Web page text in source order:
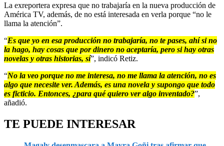
La exreportera expresa que no trabajaría en la nueva producción de
América TV, además, de no está interesada en verla porque “no le
llama la atención”.
“Es que yo en esa producción no trabajaría, no te pases, ahí si no
la hago, hay cosas que por dinero no aceptaría, pero si hay otras
novelas y otras historias, sí”, indicó Retiz.
“No la veo porque no me interesa, no me llama la atención, no es
algo que necesite ver. Además, es una novela y supongo que todo
es ficticio. Entonces, ¿para qué quiero ver algo inventado?”,
añadió.
TE PUEDE INTERESAR